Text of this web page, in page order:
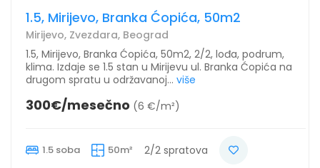
1.5, Mirijevo, Branka Ćopića, 50m2
Mirijevo, Zvezdara, Beograd
1.5, Mirijevo, Branka Ćopića, 50m2, 2/2, lođa, podrum,
klima. Izdaje se 1.5 stan u Mirijevu ul. Branka Ćopića na
drugom spratu u održavanoj... više
300€/mesečno (6 €/m²)
1.5 soba 50m² 2/2 spratova